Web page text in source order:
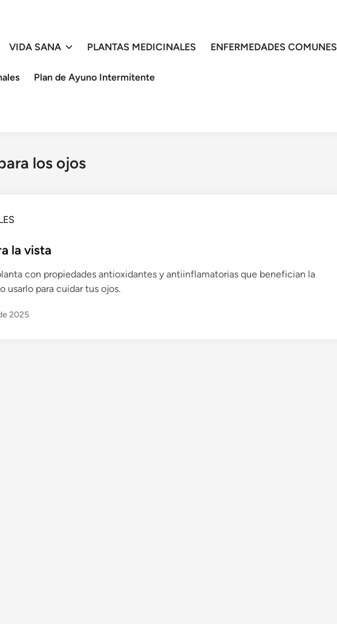
VIDA SANA PLANTAS MEDICINALES ENFERMEDADES COMUNES
Plan de Ayuno Intermitente
los ojos
la vista
con propiedades antioxidantes y antiinflamatorias que benefician la
usarlo para cuidar tus ojos.
2025